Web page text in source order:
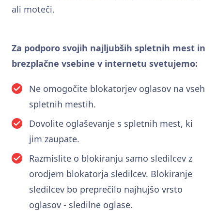
ali moteči.
Za podporo svojih najljubših spletnih mest in
brezplačne vsebine v internetu svetujemo:
Ne omogočite blokatorjev oglasov na vseh
spletnih mestih.
Dovolite oglaševanje s spletnih mest, ki
jim zaupate.
Razmislite o blokiranju samo sledilcev z
orodjem blokatorja sledilcev. Blokiranje
sledilcev bo preprečilo najhujšo vrsto
oglasov - sledilne oglase.